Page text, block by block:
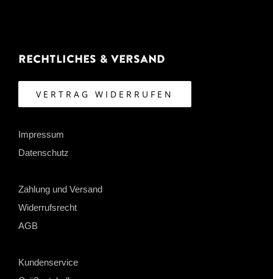
Rechtliches & Versand
VERTRAG WIDERRUFEN
Impressum
Datenschutz
Zahlung und Versand
Widerrufsrecht
AGB
Kundenservice